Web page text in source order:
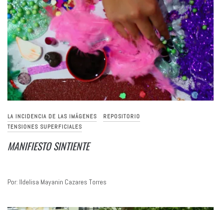
LA INCIDENCIA DE LAS IMÁGENES
REPOSITORIO
TENSIONES SUPERFICIALES
MANIFIESTO SINTIENTE
Por: Ildelisa Mayanin Cazares Torres